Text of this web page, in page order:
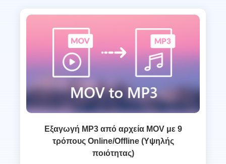
Εξαγωγή MP3 από αρχεία MOV με 9
τρόπους Online/Offline (Υψηλής
ποιότητας)